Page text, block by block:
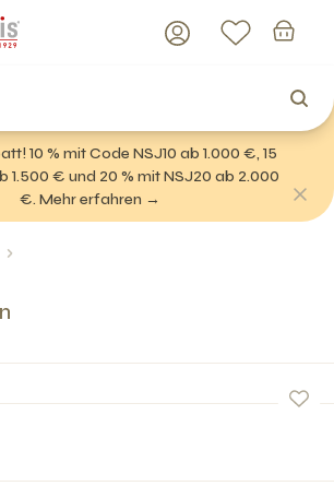
10 % mit Code NSJ10 ab 1.000 €, 15
1.500 € und 20 % mit NSJ20 ab 2.000
€. Mehr erfahren →